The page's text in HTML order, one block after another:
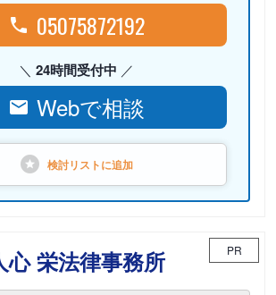
05075872192
24時間受付中
Webで相談
検討リストに追加
心 栄法律事務所 PR